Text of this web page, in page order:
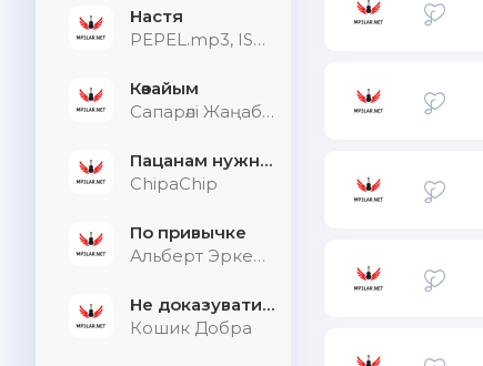
Настя
PEPEL.mp3, ISVNBITOV, Alfredovich
Көзайым
Сапарәлі Жаңабек
Пацанам нужна дыхалка
ChipaChip
По привычке
Альберт Эркенов
Не доказувати тим, хто не слухає
Кошик Добра